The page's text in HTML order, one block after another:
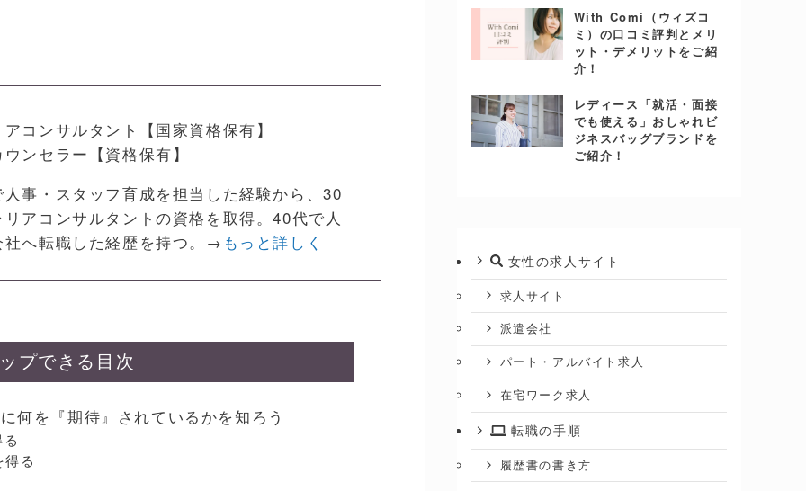
コンサルタント【国家資格保有】
ンセラー【資格保有】
事・スタッフ育成を担当した経験から、30
アコンサルタントの資格を取得。40代で人
社へ転職した経歴を持つ。→ もっと詳しく
プできる目次
何を『期待』されているかを知ろう
る
With Comi（ウィズコ
ミ）の口コミ評判とメリ
ット・デメリットをご紹
介！
レディース「就活・面接
でも使える」おしゃれビ
ジネスバッグブランドを
ご紹介！
女性の求人サイト
求人サイト
派遣会社
パート・アルバイト求人
在宅ワーク求人
転職の手順
履歴書の書き方